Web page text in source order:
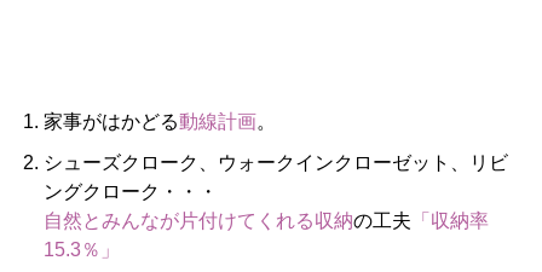
家事がはかどる動線計画。
シューズクローク、ウォークインクローゼット、リビ
ングクローク・・・
自然とみんなが片付けてくれる収納の工夫 「収納率
15.3％」